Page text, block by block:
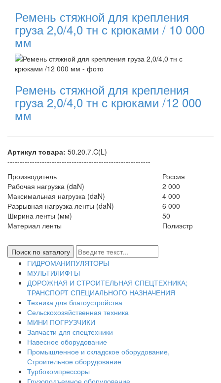
Ремень стяжной для крепления
груза 2,0/4,0 тн с крюками / 10 000
мм
Ремень стяжной для крепления
груза 2,0/4,0 тн с крюками /12 000
мм
Артикул товара: 50.20.7.C(L)
----------------------------------------------------------
Производитель
Россия
Рабочая нагрузка (daN)
2 000
Максимальная нагрузка (daN)
4 000
Разрывная нагрузка ленты (daN)
6 000
Ширина ленты (мм)
50
Материал ленты
Полиэстр
ГИДРОМАНИПУЛЯТОРЫ
МУЛЬТИЛИФТЫ
ДОРОЖНАЯ И СТРОИТЕЛЬНАЯ СПЕЦТЕХНИКА;
ТРАНСПОРТ СПЕЦИАЛЬНОГО НАЗНАЧЕНИЯ
Техника для благоустройства
Сельскохозяйственная техника
МИНИ ПОГРУЗЧИКИ
Запчасти для спецтехники
Навесное оборудование
Промышленное и складское оборудование,
Строительное оборудование
Турбокомпрессоры